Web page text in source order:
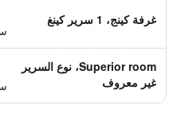
غرفة كينج، 1 سرير كينغ
Superior room، نوع السرير
غير معروف